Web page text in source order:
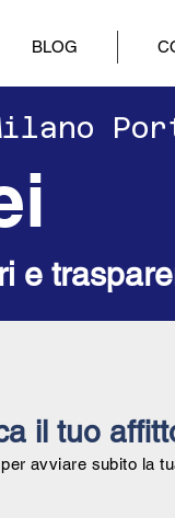
BLOG
Porta
e
il tuo
avviare subito la